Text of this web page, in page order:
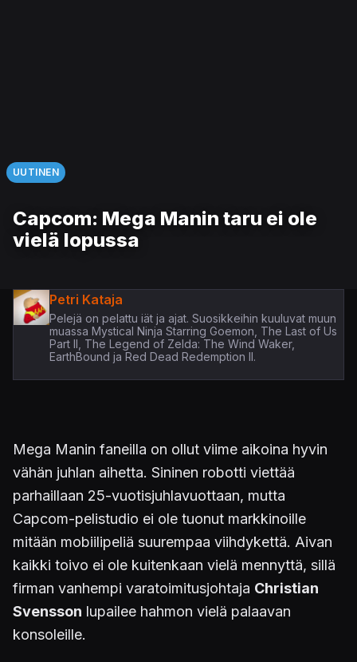
UUTINEN
Capcom: Mega Manin taru ei ole
vielä lopussa
Petri Kataja
Pelejä on pelattu iät ja ajat. Suosikkeihin kuuluvat muun
muassa Mystical Ninja Starring Goemon, The Last of Us
Part II, The Legend of Zelda: The Wind Waker,
EarthBound ja Red Dead Redemption II.
Mega Manin faneilla on ollut viime aikoina hyvin
vähän juhlan aihetta. Sininen robotti viettää
parhaillaan 25-vuotisjuhlavuottaan, mutta
Capcom-pelistudio ei ole tuonut markkinoille
mitään mobiilipeliä suurempaa viihdykettä. Aivan
kaikki toivo ei ole kuitenkaan vielä mennyttä, sillä
firman vanhempi varatoimitusjohtaja Christian
Svensson lupailee hahmon vielä palaavan
konsoleille.